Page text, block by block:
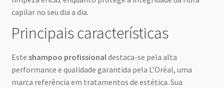
capilar no seu dia a dia.
Principais características
Este shampoo profissionaldestaca-se pela alta
performance e qualidade garantida pela L’Oréal, uma
marca referência em tratamentos de estética. Sua